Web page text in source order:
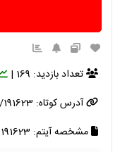
تعداد بازدید: 169 |
آدرس کوتاه:
مشخصه آیتم: 191623 |